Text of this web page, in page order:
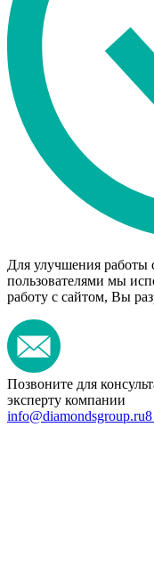
Для улучшения работы
пользователями мы
работу с сайтом, Вы
Позвоните для
эксперту компании
info@diamondsgroup.ru